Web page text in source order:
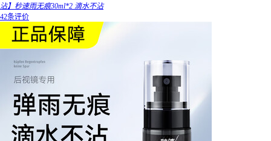
沾】秒速雨无痕30ml*2 滴水不沾
42条评价